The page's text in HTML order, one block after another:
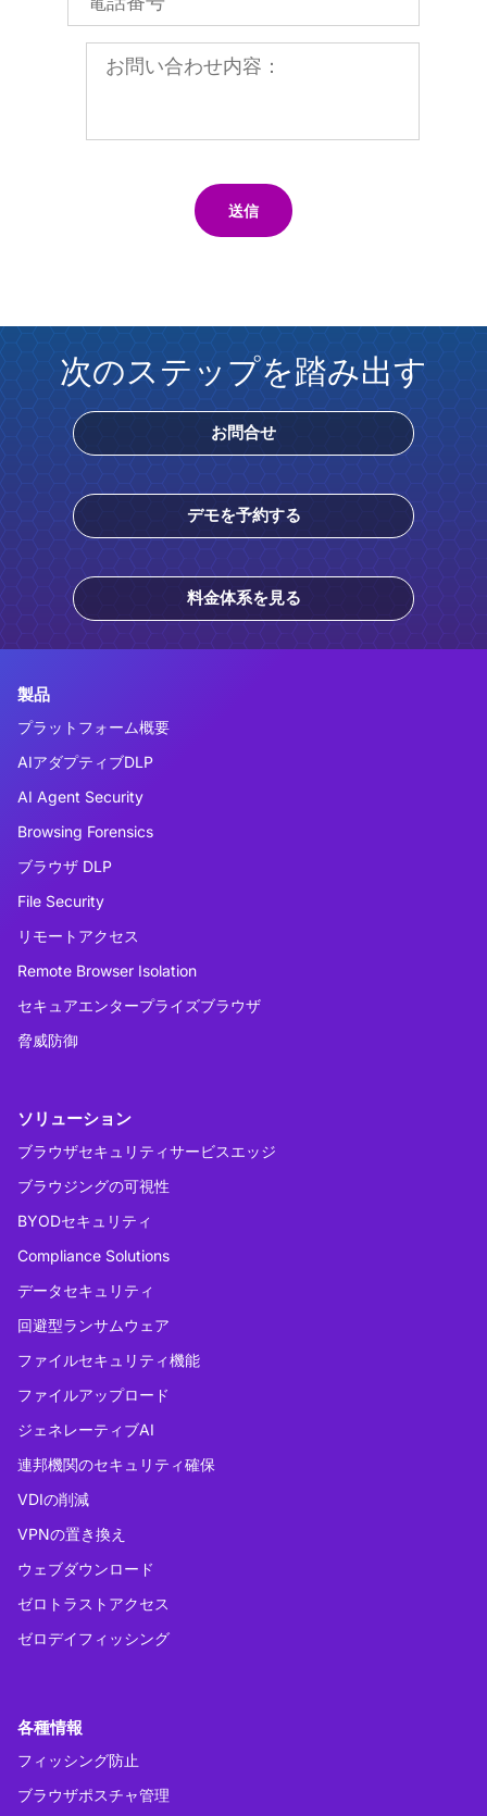
送信
次のステップを踏み出す
お問合せ
デモを予約する
料金体系を見る
製品
プラットフォーム概要
AIアダプティブDLP
AI Agent Security
Browsing Forensics
ブラウザ DLP
File Security
リモートアクセス
Remote Browser Isolation
セキュアエンタープライズブラウザ
脅威防御
ソリューション
ブラウザセキュリティサービスエッジ
ブラウジングの可視性
BYODセキュリティ
Compliance Solutions
データセキュリティ
回避型ランサムウェア
ファイルセキュリティ機能
ファイルアップロード
ジェネレーティブAI
連邦機関のセキュリティ確保
VDIの削減
VPNの置き換え
ウェブダウンロード
ゼロトラストアクセス
ゼロデイフィッシング
各種情報
フィッシング防止
ブラウザポスチャ管理